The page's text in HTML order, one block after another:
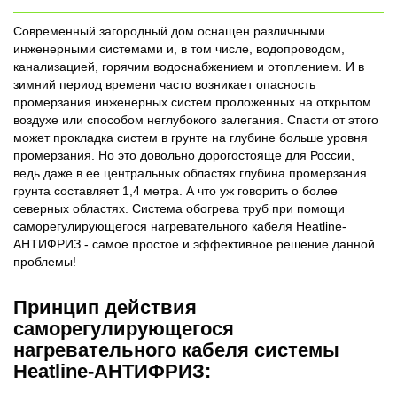
Современный загородный дом оснащен различными
инженерными системами и, в том числе, водопроводом,
канализацией, горячим водоснабжением и отоплением. И в
зимний период времени часто возникает опасность
промерзания инженерных систем проложенных на открытом
воздухе или способом неглубокого залегания. Спасти от этого
может прокладка систем в грунте на глубине больше уровня
промерзания. Но это довольно дорогостояще для России,
ведь даже в ее центральных областях глубина промерзания
грунта составляет 1,4 метра. А что уж говорить о более
северных областях. Система обогрева труб при помощи
саморегулирующегося нагревательного кабеля Heatline-
АНТИФРИЗ - самое простое и эффективное решение данной
проблемы!
Принцип действия
саморегулирующегося
нагревательного кабеля системы
Heatline-АНТИФРИЗ: